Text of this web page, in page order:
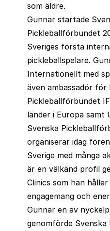
som äldre.
Gunnar startade
Pickleballförbundet
Sveriges första
pickleballspelare.
Internationellt med
även ambassadör
Pickleballförbundet
länder i Europa samt
Svenska
organiserar idag
Sverige med många
är en välkänd profil
Clinics som han
engagemang och
Gunnar en av
genomförde